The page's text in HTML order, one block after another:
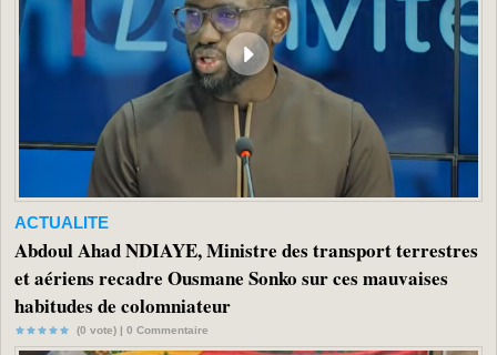
ACTUALITE
Abdoul Ahad NDIAYE, Ministre des transport terrestres
et aériens recadre Ousmane Sonko sur ces mauvaises
habitudes de colomniateur
(0 vote) | 0 Commentaire